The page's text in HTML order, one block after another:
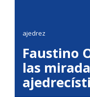
ajedrez
Faustino
las